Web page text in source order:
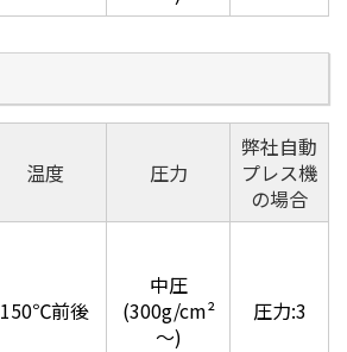
温度 圧力
弊社自動
プレス機
の場合
150℃前後
中圧
(300g/cm²
～)
圧力:3